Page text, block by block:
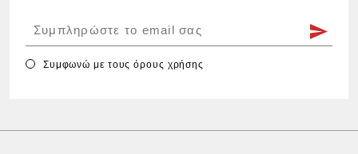
Συμφωνώ με τουςόρους χρήσης